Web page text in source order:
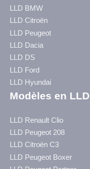
LLD BMW
LLD Citroën
LLD Peugeot
LLD Dacia
LLD DS
LLD Ford
LLD Hyundai
Modèles en LLD
LLD Renault Clio
LLD Peugeot 208
LLD Citroën C3
LLD Peugeot Boxer